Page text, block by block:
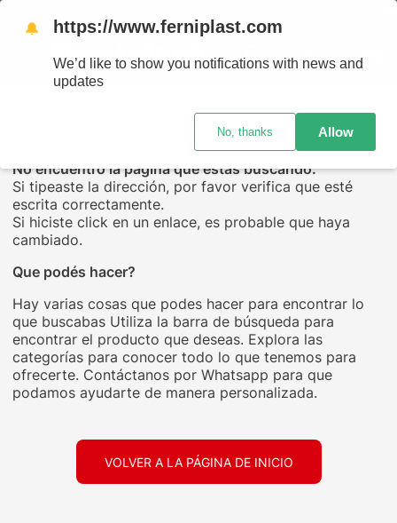
UPS...
No encuentro la página que estás buscando.
Si tipeaste la dirección, por favor verifica que esté
escrita correctamente.
Si hiciste click en un enlace, es probable que haya
cambiado.
Que podés hacer?
Hay varias cosas que podes hacer para encontrar lo
que buscabas Utiliza la barra de búsqueda para
encontrar el producto que deseas. Explora las
categorías para conocer todo lo que tenemos para
ofrecerte. Contáctanos por Whatsapp para que
podamos ayudarte de manera personalizada.
VOLVER A LA PÁGINA DE INICIO
🔔 https://www.ferniplast.com
We’d like to show you notifications with news and
updates
No, thanks Allow